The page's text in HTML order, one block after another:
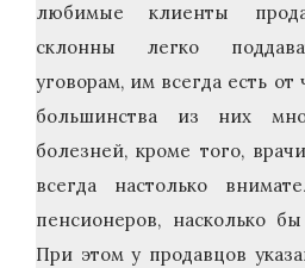
любимые клиенты
склонны легко
уговорам, им всегда есть от
большинства из них
болезней, кроме того,
всегда настолько
пенсионеров, насколько
При этом у продавцов